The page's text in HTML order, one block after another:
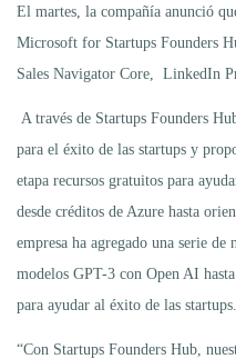
El martes, la compañía anunció
Microsoft for Startups Founders
Sales Navigator Core, LinkedIn
A través de Startups Founders
para el éxito de las startups y
etapa recursos gratuitos para
desde créditos de Azure hasta
empresa ha agregado una serie de
modelos GPT-3 con Open AI
para ayudar al éxito de las
“Con Startups Founders Hub,